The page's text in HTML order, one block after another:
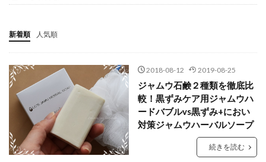
新着順 人気順
2018-08-12 2019-08-25
ジャムウ石鹸２種類を徹底比
較！黒ずみケア用ジャムウハ
ードバブルvs黒ずみ+におい
対策ジャムウハーバルソープ
続きを読む